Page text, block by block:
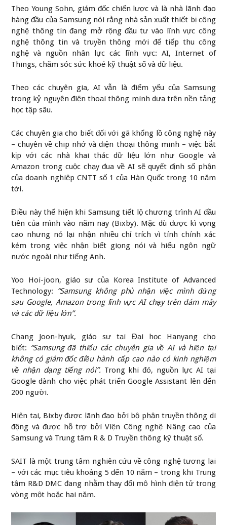
Theo Young Sohn, giám đốc chiến lược và là nhà lãnh đạo
hàng đầu của Samsung nói rằng nhà sản xuất thiết bị công
nghệ thông tin đang mở rộng đầu tư vào lĩnh vực công
nghệ thông tin và truyền thông mới để tiếp thu công
nghệ và nguồn nhân lực các lĩnh vực: AI, Internet of
Things, chăm sóc sức khoẻ kỹ thuật số và dữ liệu.
Theo các chuyên gia, AI vẫn là điểm yếu của Samsung
trong kỷ nguyên điện thoại thông minh dựa trên nền tảng
học tập sâu.
Các chuyên gia cho biết đối với gã khổng lồ công nghệ này
– chuyên về chip nhớ và điện thoại thông minh – việc bắt
kịp với các nhà khai thác dữ liệu lớn như Google và
Amazon trong cuộc chạy đua về AI sẽ quyết định số phận
của doanh nghiệp CNTT số 1 của Hàn Quốc trong 10 năm
tới.
Điều này thể hiện khi Samsung tiết lộ chương trình AI đầu
tiên của mình vào năm nay (Bixby). Mặc dù được kì vọng
cao nhưng nó lại nhận nhiều chỉ trích vì tính chính xác
kém trong việc nhận biết giọng nói và hiểu ngôn ngữ
nước ngoài như tiếng Anh.
Yoo Hoi-joon, giáo sư của Korea Institute of Advanced
Technology:
“Samsung không phủ nhận việc mình đứng
sau Google, Amazon trong lĩnh vực AI chạy trên đám mây
và các dữ liệu lớn”.
Chang Joon-hyuk, giáo sư tại Đại học Hanyang cho
biết: “Samsung đã thiếu các chuyên gia về AI và hiện tại
không có giám đốc điều hành cấp cao nào có kinh nghiệm
về nhận dạng tiếng nói”. Trong khi đó, nguồn lực AI tại
Google dành cho việc phát triển Google Assistant lên đến
200 người.
Hiện tại, Bixby được lãnh đạo bởi bộ phận truyền thông di
động và được hỗ trợ bởi Viện Công nghệ Nâng cao của
Samsung và Trung tâm R & D Truyền thông kỹ thuật số.
SAIT là một trung tâm nghiên cứu về công nghệ tương lai
– với các mục tiêu khoảng 5 đến 10 năm – trong khi Trung
tâm R&D DMC đang nhằm thay đổi mô hình điện tử trong
vòng một hoặc hai năm.